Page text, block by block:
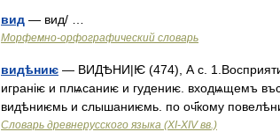
вид — вид/ …
Морфемно-орфографический словарь
видѣниѥ — ВИДѢНИ|Ѥ (474), А с.
игранiѥ и плѩсаниѥ и гудениѥ. входѩщемъ
видѣниѥмь и слышаниѥмь. по оч҃кому
Словарь древнерусского языка (XI-XIV вв.)